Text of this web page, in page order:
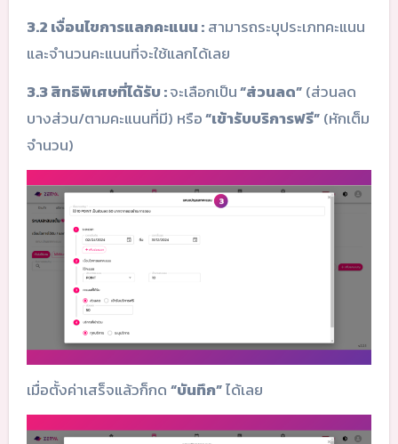
3.2 เงื่อนไขการแลกคะแนน :สามารถระบุประเภทคะแนน
และจำนวนคะแนนที่จะใช้แลกได้เลย
3.3 สิทธิพิเศษที่ได้รับ :จะเลือกเป็น“ส่วนลด”(ส่วนลด
บางส่วน/ตามคะแนนที่มี) หรือ“เข้ารับบริการฟรี”(หักเต็ม
จำนวน)
เมื่อตั้งค่าเสร็จแล้วก็กด“บันทึก”ได้เลย